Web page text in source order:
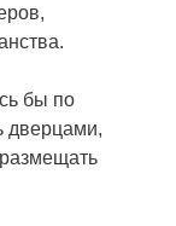
бы по
дверцами,